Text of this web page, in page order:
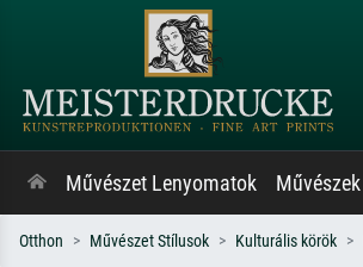
Művészet Lenyomatok Művészek
Otthon Művészet Stílusok Kulturális körök